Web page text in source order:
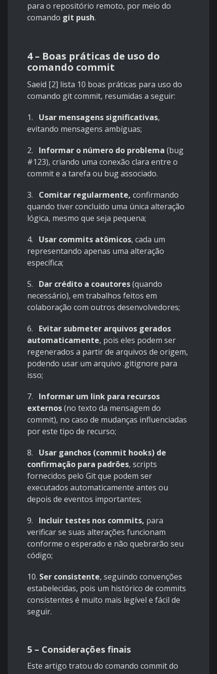
para o repositório remoto, por meio do
comando git push.
4 – Boas práticas de uso do
comando commit
Saeid [2] lista 10 boas práticas para uso do
comando git commit, resumidas a seguir:
1.
Usar mensagens significativas,
evitando mensagens ambíguas;
2.
Informar o número do problema (bug
#123), criando uma conexão clara entre o
commit e a tarefa ou bug associado.
3. Comitar regularmente, confirmando
quando tiver concluído uma única alteração
lógica, mesmo que seja pequena;
4. Usar commits atômicos, cada um
representando apenas uma alteração
específica;
5. Dar crédito a coautores(quando
necessário), em trabalhos feitos em
colaboração com outros desenvolvedores;
6. Evitar submeter arquivos gerados
automaticamente, pois eles podem ser
regenerados a partir de arquivos de origem,
podendo usar um arquivo .gitignore para
isso;
7. Informar um link para recursos
externos(no texto da mensagem do
commit), no caso de mudanças influenciadas
por este tipo de recurso;
8.
Usar ganchos (commit hooks) de
confirmação para padrões, scripts
fornecidos pelo Git que podem ser
executados automaticamente antes ou
depois de eventos importantes;
9.
Incluir testes nos commits, para
verificar se suas alterações funcionam
conforme o esperado e não quebrarão seu
código;
10. Ser consistente, seguindo convenções
estabelecidas, pois um histórico de commits
consistentes é muito mais legível e fácil de
seguir.
5 – Considerações finais
Este artigo tratou do comando commit do